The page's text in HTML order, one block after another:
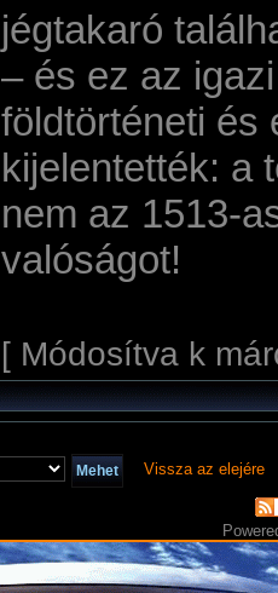
jégtakaró
– és ez az
földtörténeti és
kijelentették: a
nem az 1513-
valóságot!
[ Módosítva k
Vissza az elejére